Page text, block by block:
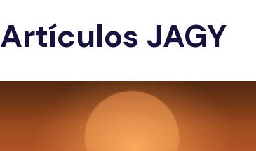
Artículos JAGY